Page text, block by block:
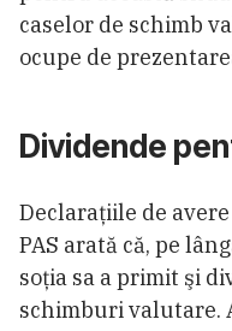
caselor de schimb
ocupe de
Dividende
Declaraţiile de
PAS arată că, pe
soţia sa a primit şi
schimburi valutare.